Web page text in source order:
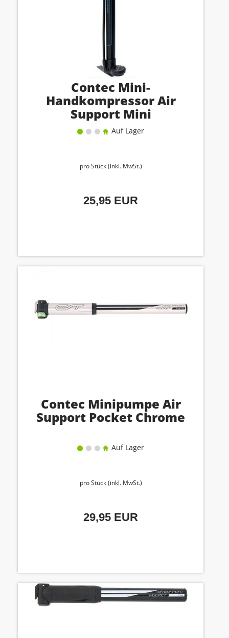
Contec Mini-
Handkompressor Air
Support Mini
Auf Lager
pro Stück (inkl. MwSt.)
25,95 EUR
Contec Minipumpe Air
Support Pocket Chrome
Auf Lager
pro Stück (inkl. MwSt.)
29,95 EUR